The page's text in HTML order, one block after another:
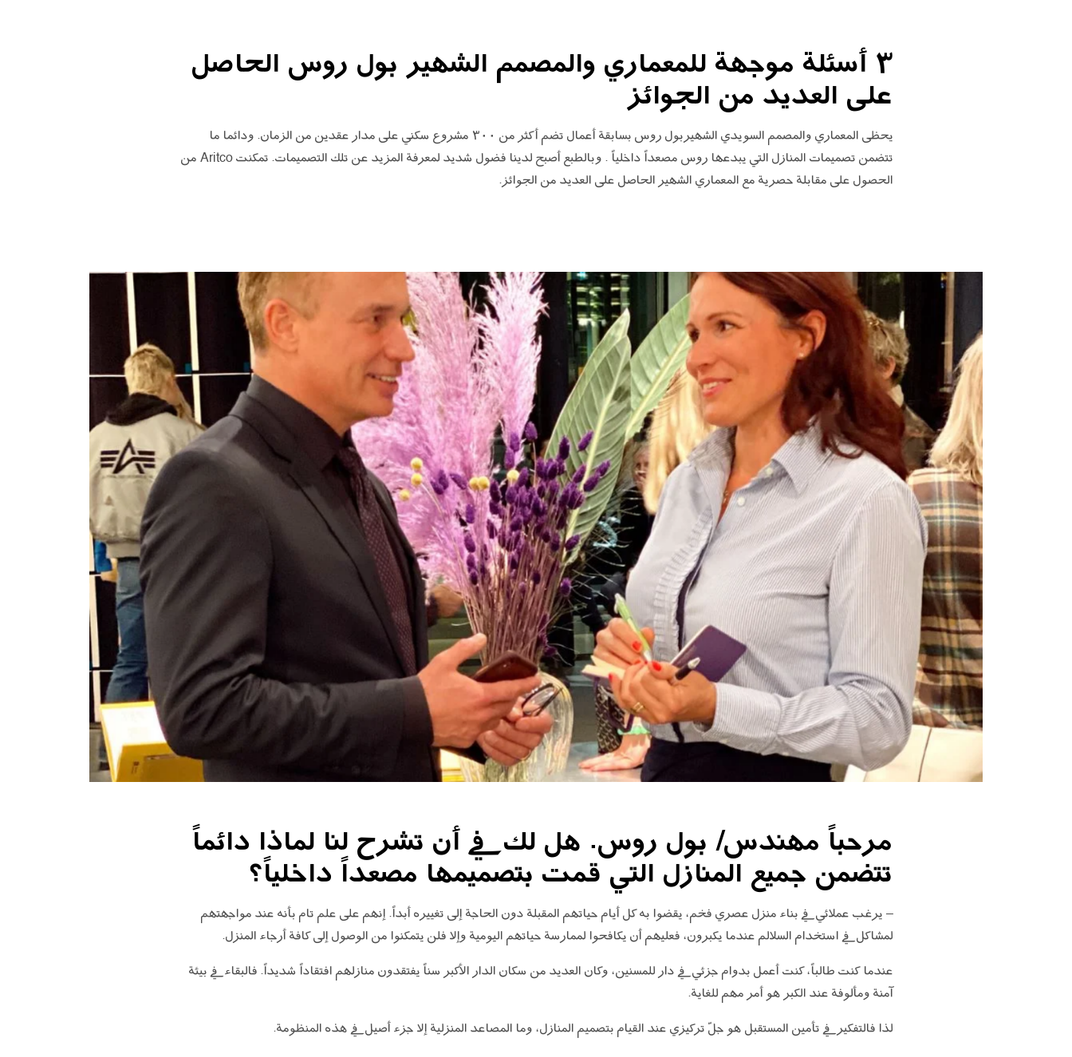
٣ أسئلة موجهة للمعماري والمصمم الشهير بول روس الحاصل
على العديد من الجوائز
يحظى المعماري والمصمم السويدي الشهيربول روس بسابقة أعمال تضم أكثر من ٣٠٠ مشروع سكني على مدار عقدين من الزمان. ودائما ما
تتضمن تصميمات المنازل التي يبدعها روس مصعداً داخلياً . وبالطبع أصبح لدينا فضول شديد لمعرفة المزيد عن تلك التصميمات. تمكنت Aritco من
الحصول على مقابلة حصرية مع المعماري الشهير الحاصل على العديد من الجوائز.
مرحباً مهندس/ بول روس. هل لك في أن تشرح لنا لماذا دائماً
تتضمن جميع المنازل التي قمت بتصميمها مصعداً داخلياً؟
– يرغب عملائي في بناء منزل عصري فخم، يقضوا به كل أيام حياتهم المقبلة دون الحاجة إلى تغييره أبداً. إنهم على علم تام بأنه عند مواجهتهم
لمشاكل في استخدام السلالم عندما يكبرون، فعليهم أن يكافحوا لممارسة حياتهم اليومية وإلا فلن يتمكنوا من الوصول إلى كافة أرجاء المنزل.
عندما كنت طالباً، كنت أعمل بدوام جزئي في دار للمسنين، وكان العديد من سكان الدار الأكبر سناً يفتقدون منازلهم افتقاداً شديداً. فالبقاء في بيئة
آمنة ومألوفة عند الكبر هو أمر مهم للغاية.
لذا فالتفكير في تأمين المستقبل هو جلّ تركيزي عند القيام بتصميم المنازل، وما المصاعد المنزلية إلا جزء أصيل في هذه المنظومة.